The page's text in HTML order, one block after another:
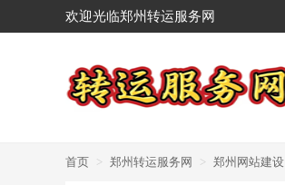
欢迎光临郑州转运服务网
首页 > 郑州转运服务网 > 郑州网站建设